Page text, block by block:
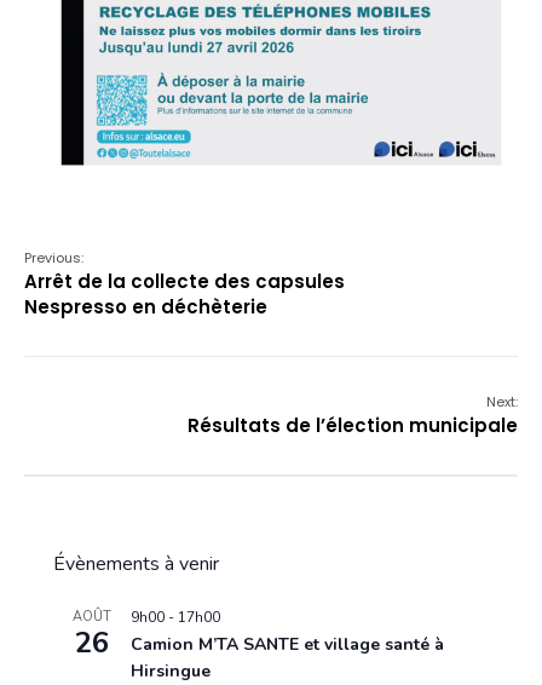
Previous:
Arrêt de la collecte des capsules
Nespresso en déchèterie
Next:
Résultats de l’élection municipale
Évènements à venir
AOÛT
26
9h00 - 17h00
Camion M’TA SANTE et village santé à
Hirsingue